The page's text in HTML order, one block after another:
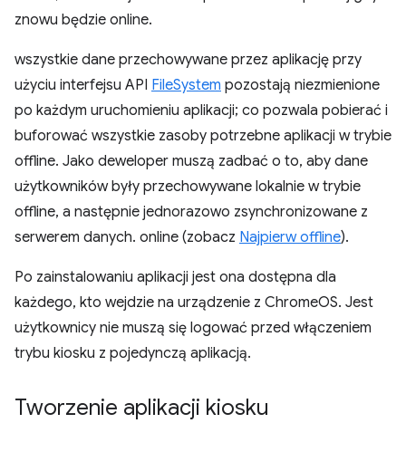
znowu będzie online.
wszystkie dane przechowywane przez aplikację przy
użyciu interfejsu API FileSystem pozostają niezmienione
po każdym uruchomieniu aplikacji; co pozwala pobierać i
buforować wszystkie zasoby potrzebne aplikacji w trybie
offline. Jako deweloper muszą zadbać o to, aby dane
użytkowników były przechowywane lokalnie w trybie
offline, a następnie jednorazowo zsynchronizowane z
serwerem danych. online (zobacz Najpierw offline).
Po zainstalowaniu aplikacji jest ona dostępna dla
każdego, kto wejdzie na urządzenie z ChromeOS. Jest
użytkownicy nie muszą się logować przed włączeniem
trybu kiosku z pojedynczą aplikacją.
Tworzenie aplikacji kiosku